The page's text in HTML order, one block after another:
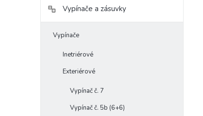
Vypínače a zásuvky
Vypínače
Inetriérové
Exteriérové
Vypínač č. 7
Vypínač č. 5b (6+6)